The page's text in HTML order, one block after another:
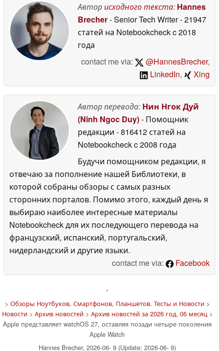
2026
Авторисходного текста: Hannes
Brecher- Senior Tech Writer- 21947
статей на Notebookcheckc 2018
года
contact me via:
@HannesBrecher,
LinkedIn, Xing
Автор перевода: Нин Нгок Дуй
(Ninh Ngoc Duy)- Помощник
редакции - 816412 статей на
Notebookcheckc 2008 года
Будучи помощником редакции, я
отвечаю за пополнение нашей Библиотеки, в
которой собраны обзоры с самых разных
сторонних порталов. Помимо этого, каждый день я
выбираю наиболее интересные материалы
Notebookcheck для их последующего перевода на
французский, испанский, португальский,
нидерландский и другие языки.
contact me via:
Facebook
'
> Обзоры Ноутбуков, Смартфонов, Планшетов. Тесты и Новости>
Новости> Архив новостей> Архив новостей за 2026 год, 06 месяц >
Apple представляет watchOS 27, оставляя позади четыре поколения
Apple Watch
Hannes Brecher, 2026-06- 9 (Update: 2026-06- 9)